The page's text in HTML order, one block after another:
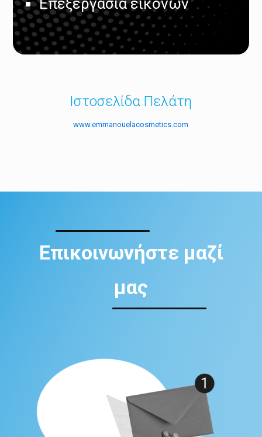
Επεξεργασία εικόνων
Ιστοσελίδα Πελάτη
www.emmanouelacosmetics.com
Επικοινωνήστε μαζί
μας